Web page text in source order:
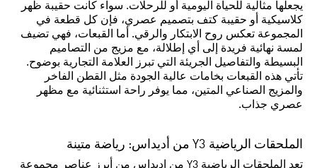
يجعلها مثالية للحياة اليومية أو للرحلات. سواء كانت حقيبة ظهر
كلاسيكية أو حقيبة كتف بتصميم عصري، فإن كل قطعة في
المجموعة تعكس روح الابتكار والرقي. أما القبعات، فهي تضيف
لمسة نهائية فريدة إلى أي إطلالة، مع مزيج من التصاميم
البسيطة والتفاصيل الجريئة التي تبرز العلامة التجارية بوضوح.
تأتي هذه القبعات بخامات عالية الجودة مثل القطن الفاخر
والمزيج الصناعي المتين، مما يوفر راحة استثنائية مع مظهر
عصري جذاب.
الملحقات الرياضية Y3 من أديداس: رياضة متينة
تعد الملحقات الرياضية Y3 من اديداس من أبرز عناصر مجموعة